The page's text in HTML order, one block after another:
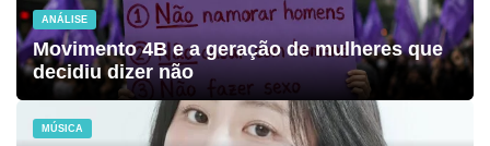
ANÁLISE
Movimento 4B e a geração de mulheres que
decidiu dizer não
MÚSICA